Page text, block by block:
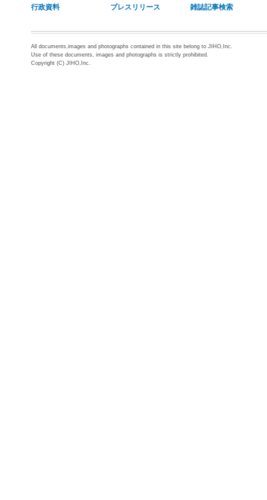
行政資料 プレスリリース 雑誌記事検索
All documents,images and photographs contained in this site belong to JIHO,Inc.
Use of these documents, images and photographs is strictly prohibited.
Copyright (C) JIHO,Inc.